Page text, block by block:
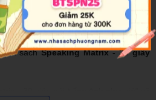
Tôi rất muốn gửi lời tri ân đến thầy
hiểu biết uyên thâm của thầy về kỹ
tâm trong việc sáng tạo nội dung đã
sáchSpeaking Matrix - 30 giây